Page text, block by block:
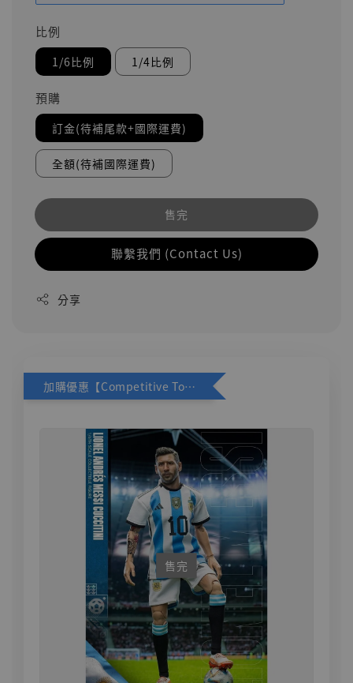
比例
1/6比例 1/4比例
預購
訂金(待補尾款+國際運費)
全額(待補國際運費)
售完
聯繫我們 (Contact Us)
分享
加購優惠【Competitive Toys 梅西 [CM001]】
售完